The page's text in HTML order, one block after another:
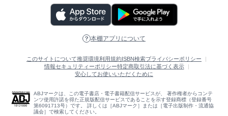
本棚アプリについて
このサイトについて推奨環境利用規約ISBN検索プライバシーポリシー
情報セキュリティーポリシー特定商取引法に基づく表示
安心してお使いいただくために
ABJマークは、この電子書店・電子書籍配信サービスが、 著作権者からコンテ
ンツ使用許諾を得た正規版配信サービスであることを示す登録商標（登録番号
第6091713号）です。 詳しくは［ABJマーク］または［電子出版制作・流通協
議会］で検索してください。